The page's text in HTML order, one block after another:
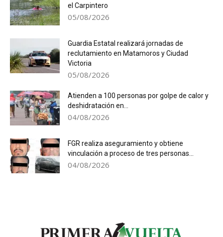
el Carpintero
05/08/2026
Guardia Estatal realizará jornadas de
reclutamiento en Matamoros y Ciudad
Victoria
05/08/2026
Atienden a 100 personas por golpe de calor y
deshidratación en...
04/08/2026
FGR realiza aseguramiento y obtiene
vinculación a proceso de tres personas...
04/08/2026